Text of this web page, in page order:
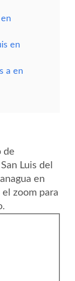
en
a en
de
Luis del
en
zoom para